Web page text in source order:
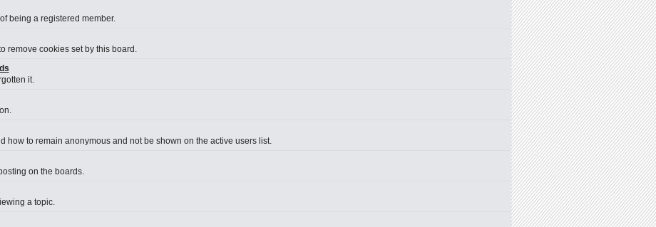
being a registered member.
remove cookies set by this board.
it.
how to remain anonymous and not be shown on the active users list.
on the boards.
a topic.